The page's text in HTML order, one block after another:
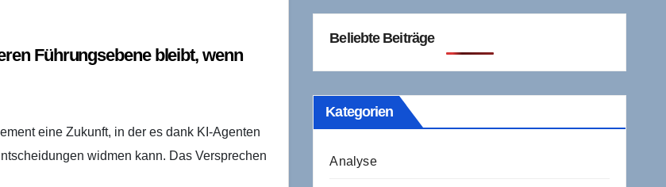
Führungsebene bleibt, wenn
eine Zukunft, in der es dank KI-Agenten
widmen kann. Das Versprechen
Beliebte Beiträge
Kategorien
Analyse